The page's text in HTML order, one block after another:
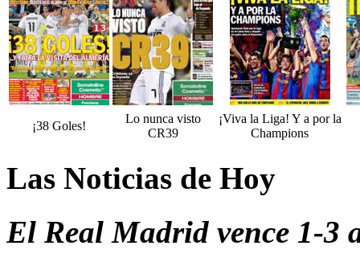
¡38 Goles!
Lo nunca visto
CR39
¡Viva la Liga! Y a por la
Champions
Las Noticias de Hoy
El Real Madrid vence 1-3